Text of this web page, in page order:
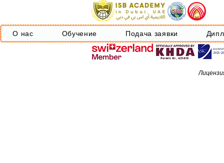
О нас Обучение Подача заявки